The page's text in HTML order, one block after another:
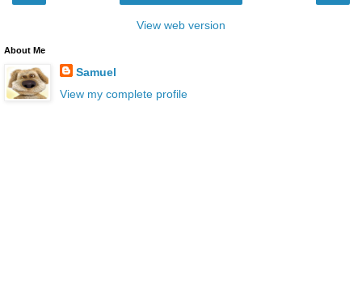
View web version
About Me
Samuel
View my complete profile